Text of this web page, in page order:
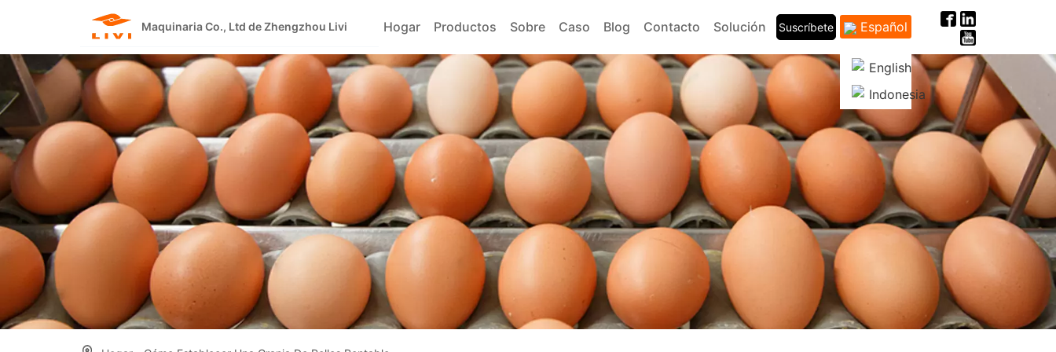
Maquinaria Co., Ltd de Zhengzhou Livi Hogar Productos Sobre Caso Blog Contacto Solución Suscríbete Español
English
Indonesia